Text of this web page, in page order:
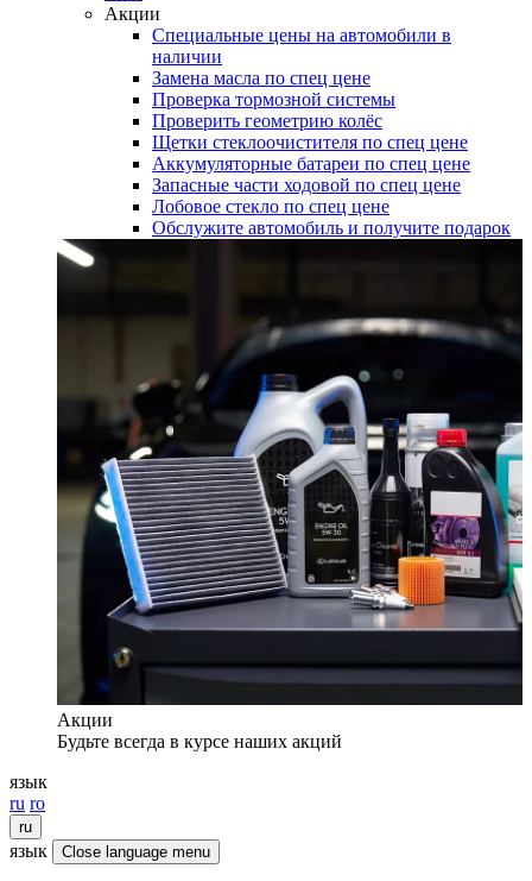
Акции
Специальные цены на автомобили в
наличии
Замена масла по спец цене
Проверка тормозной системы
Проверить геометрию колёс
Щетки стеклоочистителя по спец цене
Аккумуляторные батареи по спец цене
Запасные части ходовой по спец цене
Лобовое стекло по спец цене
Обслужите автомобиль и получите подарок
Акции
Будьте всегда в курсе наших акций
язык
ru ro
ru
язык Close language menu